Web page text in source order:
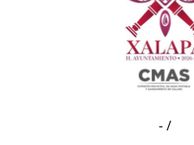
- /